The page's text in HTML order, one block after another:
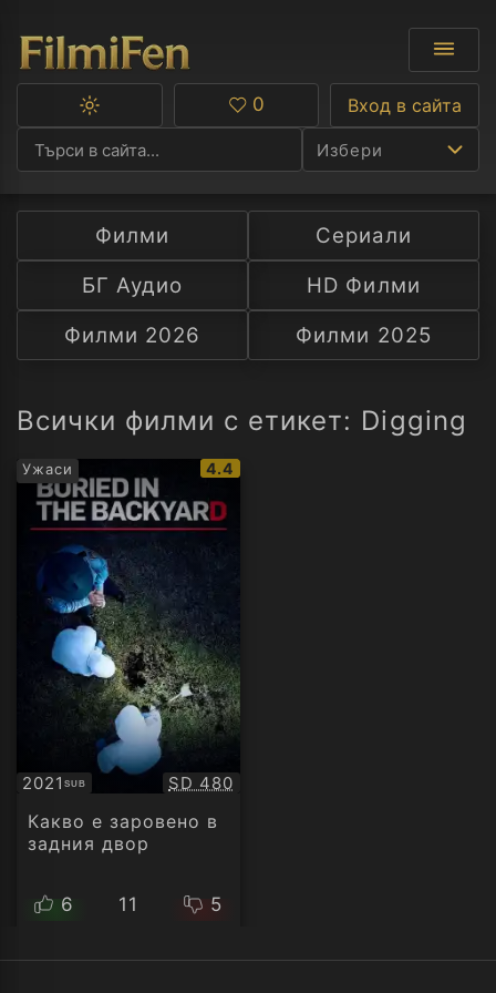
Избери
Ф
С
А
Превключване
тъмна
тема
Любими
0 Вход в сайта
Филми
Сериали
БГ Аудио
HD Филми
Филми 2026
Филми 2025
Всички филми с етикет: Digging
Ужаси
IMDb
4.4
2021SUB
Субтитри Качество:
SD 480
Какво е заровено в
задния двор
6 11 5